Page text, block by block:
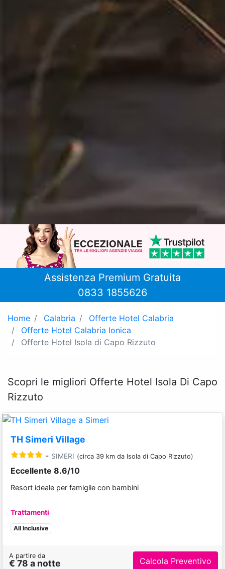
Assistenza Premium Gratuita
0833 1855626
Home Calabria
Offerte Hotel Calabria
Offerte Hotel Calabria Ionica
Offerte Hotel Isola di Capo Rizzuto
Scopri le migliori Offerte Hotel Isola Di Capo
Rizzuto
TH Simeri Village
- SIMERI (circa 39 km da Isola di Capo Rizzuto)
Eccellente 8.6/10
Resort ideale per famiglie con bambini
Trattamenti
All Inclusive
A partire da
€ 78 a notte Calcola Preventivo